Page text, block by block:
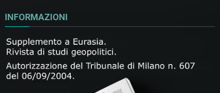
INFORMAZIONI